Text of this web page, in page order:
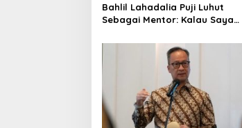
Bahlil Lahadalia Puji Luhut
Sebagai Mentor: Kalau Saya